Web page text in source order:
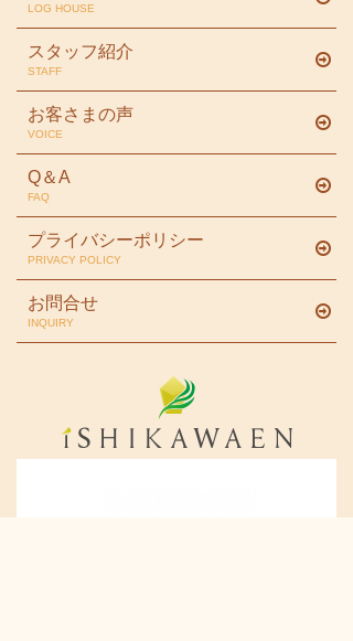
LOG HOUSE
スタッフ紹介
STAFF
お客さまの声
VOICE
Q＆A
FAQ
プライバシーポリシー
PRIVACY POLICY
お問合せ
INQUIRY